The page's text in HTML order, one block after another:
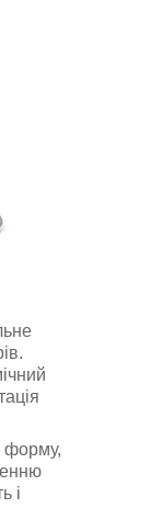
форму,
і